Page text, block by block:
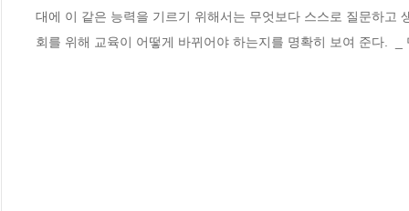
대에 이 같은 능력을 기르기 위해서는 무엇보다 스스로 질문하고
회를 위해 교육이 어떻게 바뀌어야 하는지를 명확히 보여 준다.